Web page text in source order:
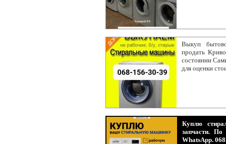
Выкуп
продать
состоянии
для оценки
Куплю
запчасти.
WhatsApp.